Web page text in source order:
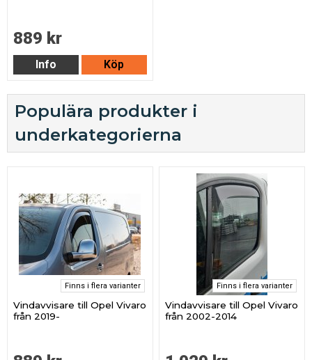
889 kr
Info Köp
Populära produkter i
underkategorierna
Finns i flera varianter
Vindavvisare till Opel Vivaro
från 2019-
Finns i flera varianter
Vindavvisare till Opel Vivaro
från 2002-2014